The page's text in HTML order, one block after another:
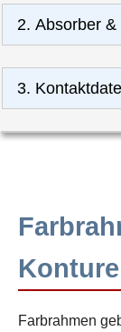
2. Absorber &
3.
Farbrahmen